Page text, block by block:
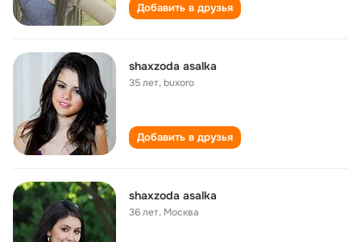
Добавить в друзья
shaxzoda asalka
35 лет,buxoro
Добавить в друзья
shaxzoda asalka
36 лет, Москва